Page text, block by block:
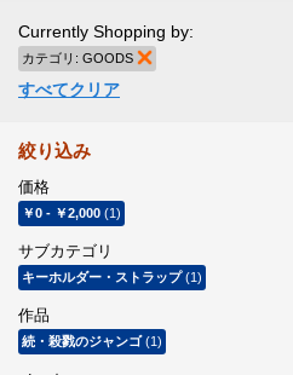
Currently Shopping by:
カテゴリ: GOODS
すべてクリア
絞り込み
価格
￥0 - ￥2,000 (1)
サブカテゴリ
キーホルダー・ストラップ(1)
作品
続・殺戮のジャンゴ(1)